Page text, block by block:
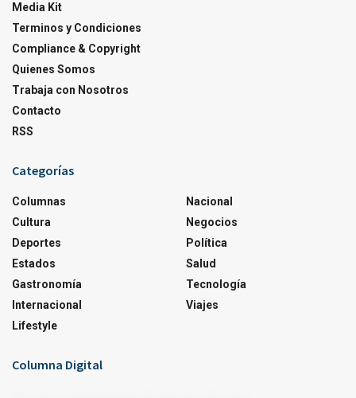
Media Kit
Terminos y Condiciones
Compliance & Copyright
Quienes Somos
Trabaja con Nosotros
Contacto
RSS
Categorías
Columnas
Cultura
Deportes
Estados
Gastronomía
Internacional
Lifestyle
Nacional
Negocios
Política
Salud
Tecnología
Viajes
Columna Digital